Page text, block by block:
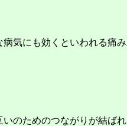
気にも効くといわれる痛
のためのつながりが結ば